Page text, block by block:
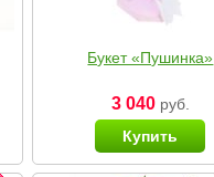
Букет «Пушинка»
3 040руб.
Купить